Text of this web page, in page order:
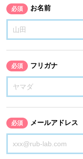
必須 お名前
必須 フリガナ
必須 メールアドレス